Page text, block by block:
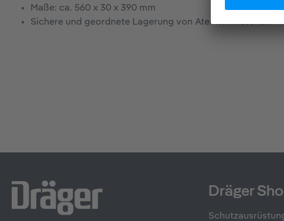
Maße: ca. 560 x 30 x 390 mm
Sichere und geordnete Lagerung von Atemluftflaschen
Dräger